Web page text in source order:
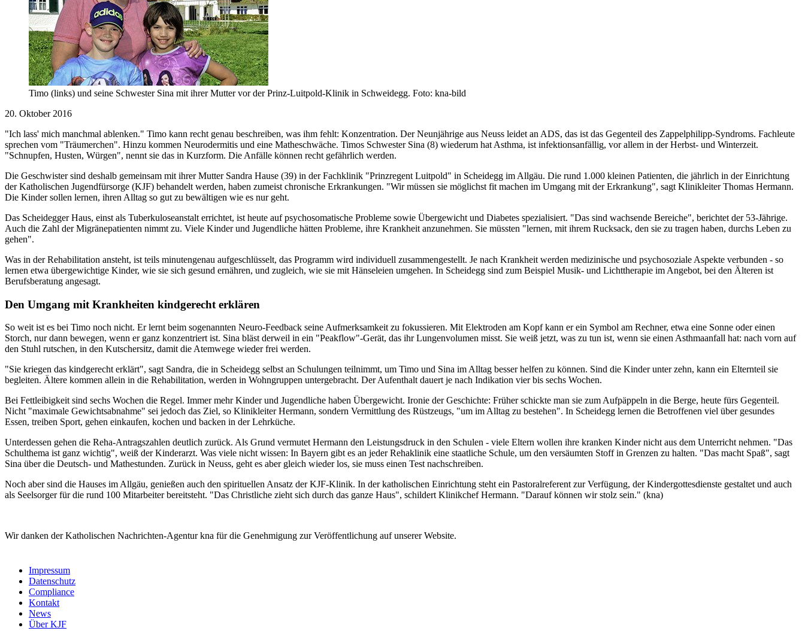
Timo (links) und seine Schwester Sina mit ihrer Mutter vor der Prinz-Luitpold-Klinik in Schweidegg. Foto: kna-bild
20. Oktober 2016
"Ich lass' mich manchmal ablenken." Timo kann recht genau beschreiben, was ihm fehlt: Konzentration. Der Neunjährige aus Neuss leidet an ADS, das ist das Gegenteil des Zappelphilipp-Syndroms. Fachleute
sprechen vom "Träumerchen". Hinzu kommen Neurodermitis und eine Matheschwäche. Timos Schwester Sina (8) wiederum hat Asthma, ist infektionsanfällig, vor allem in der Herbst- und Winterzeit.
"Schnupfen, Husten, Würgen", nennt sie das in Kurzform. Die Anfälle können recht gefährlich werden.
Die Geschwister sind deshalb gemeinsam mit ihrer Mutter Sandra Hause (39) in der Fachklinik "Prinzregent Luitpold" in Scheidegg im Allgäu. Die rund 1.000 kleinen Patienten, die jährlich in der Einrichtung
der Katholischen Jugendfürsorge (KJF) behandelt werden, haben zumeist chronische Erkrankungen. "Wir müssen sie möglichst fit machen im Umgang mit der Erkrankung", sagt Klinikleiter Thomas Hermann.
Die Kinder sollen lernen, ihren Alltag so gut zu bewältigen wie es nur geht.
Das Scheidegger Haus, einst als Tuberkuloseanstalt errichtet, ist heute auf psychosomatische Probleme sowie Übergewicht und Diabetes spezialisiert. "Das sind wachsende Bereiche", berichtet der 53-Jährige.
Auch die Zahl der Migränepatienten nimmt zu. Viele Kinder und Jugendliche hätten Probleme, ihre Krankheit anzunehmen. Sie müssten "lernen, mit ihrem Rucksack, den sie zu tragen haben, durchs Leben zu
gehen".
Was in der Rehabilitation ansteht, ist teils minutengenau aufgeschlüsselt, das Programm wird individuell zusammengestellt. Je nach Krankheit werden medizinische und psychosoziale Aspekte verbunden - so
lernen etwa übergewichtige Kinder, wie sie sich gesund ernähren, und zugleich, wie sie mit Hänseleien umgehen. In Scheidegg sind zum Beispiel Musik- und Lichttherapie im Angebot, bei den Älteren ist
Berufsberatung angesagt.
Den Umgang mit Krankheiten kindgerecht erklären
So weit ist es bei Timo noch nicht. Er lernt beim sogenannten Neuro-Feedback seine Aufmerksamkeit zu fokussieren. Mit Elektroden am Kopf kann er ein Symbol am Rechner, etwa eine Sonne oder einen
Storch, nur dann bewegen, wenn er ganz konzentriert ist. Sina bläst derweil in ein "Peakflow"-Gerät, das ihr Lungenvolumen misst. Sie weiß jetzt, was zu tun ist, wenn sie einen Asthmaanfall hat: nach vorn auf
den Stuhl rutschen, in den Kutschersitz, damit die Atemwege wieder frei werden.
"Sie kriegen das kindgerecht erklärt", sagt Sandra, die in Scheidegg selbst an Schulungen teilnimmt, um Timo und Sina im Alltag besser helfen zu können. Sind die Kinder unter zehn, kann ein Elternteil sie
begleiten. Ältere kommen allein in die Rehabilitation, werden in Wohngruppen untergebracht. Der Aufenthalt dauert je nach Indikation vier bis sechs Wochen.
Bei Fettleibigkeit sind sechs Wochen die Regel. Immer mehr Kinder und Jugendliche haben Übergewicht. Ironie der Geschichte: Früher schickte man sie zum Aufpäppeln in die Berge, heute fürs Gegenteil.
Nicht "maximale Gewichtsabnahme" sei jedoch das Ziel, so Klinikleiter Hermann, sondern Vermittlung des Rüstzeugs, "um im Alltag zu bestehen". In Scheidegg lernen die Betroffenen viel über gesundes
Essen, treiben Sport, gehen einkaufen, kochen und backen in der Lehrküche.
Unterdessen gehen die Reha-Antragszahlen deutlich zurück. Als Grund vermutet Hermann den Leistungsdruck in den Schulen - viele Eltern wollen ihre kranken Kinder nicht aus dem Unterricht nehmen. "Das
Schulthema ist ganz wichtig", weiß der Kinderarzt. Was viele nicht wissen: In Bayern gibt es an jeder Rehaklinik eine staatliche Schule, um den versäumten Stoff in Grenzen zu halten. "Das macht Spaß", sagt
Sina über die Deutsch- und Mathestunden. Zurück in Neuss, geht es aber gleich wieder los, sie muss einen Test nachschreiben.
Noch aber sind die Hauses im Allgäu, genießen auch den spirituellen Ansatz der KJF-Klinik. In der katholischen Einrichtung steht ein Pastoralreferent zur Verfügung, der Kindergottesdienste gestaltet und auch
als Seelsorger für die rund 100 Mitarbeiter bereitsteht. "Das Christliche zieht sich durch das ganze Haus", schildert Klinikchef Hermann. "Darauf können wir stolz sein." (kna)
Wir danken der Katholischen Nachrichten-Agentur kna für die Genehmigung zur Veröffentlichung auf unserer Website.
Impressum
Datenschutz
Compliance
Kontakt
News
Über KJF